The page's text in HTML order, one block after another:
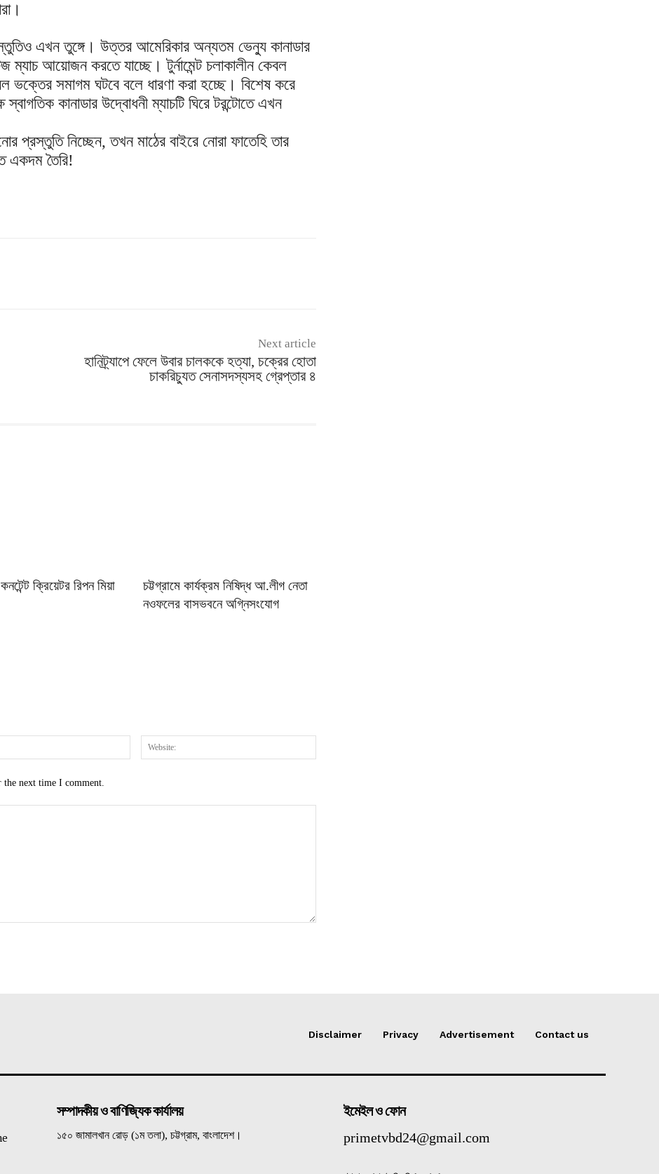
এখন তুঙ্গে। উত্তর আমেরিকার অন্যতম ভেন্যু কানাডার
ম্যাচ আয়োজন করতে যাচ্ছে। টুর্নামেন্ট চলাকালীন কেবল
ভক্তের সমাগম ঘটবে বলে ধারণা করা হচ্ছে। বিশেষ করে
কানাডার উদ্বোধনী ম্যাচটি ঘিরে টরন্টোতে এখন
প্রস্তুতি নিচ্ছেন, তখন মাঠের বাইরে নোরা ফাতেহি তার
একদম তৈরি!
Next article
হানিট্র্যাপে ফেলে উবার চালককে হত্যা, চক্রের হোতা
চাকরিচ্যুত সেনাসদস্যসহ গ্রেপ্তার ৪
ক্রিয়েটর রিপন মিয়া
চট্টগ্রামে কার্যক্রম নিষিদ্ধ আ.লীগ নেতা
নওফলের বাসভবনে অগ্নিসংযোগ
Email:*
next time I comment.
Disclaimer Privacy Advertisement Contact us
সম্পাদকীয় ও বাণিজ্যিক কার্যালয়
১৫০ জামালখান রোড় (১ম তলা), চট্টগ্রাম, বাংলাদেশ।
ইমেইল ও ফোন
primetvbd24@gmail.com